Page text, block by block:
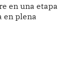
en una etapa
en plena